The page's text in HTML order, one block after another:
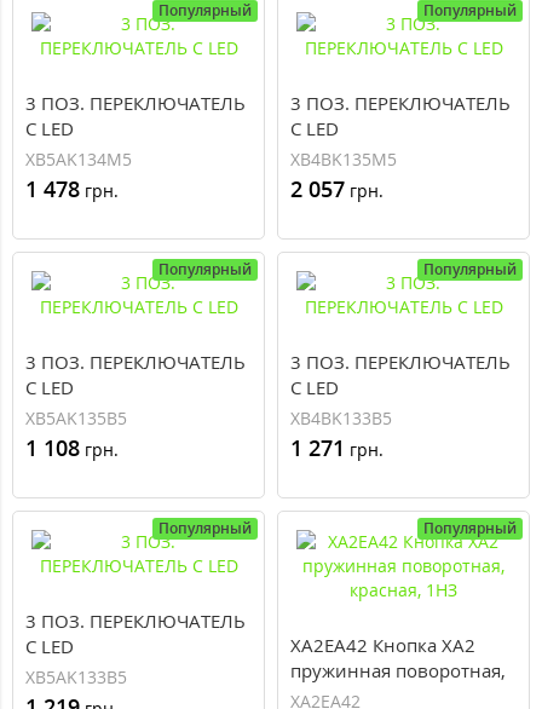
Популярный
3 ПОЗ. ПЕРЕКЛЮЧАТЕЛЬ
С LED
XB5AK134M5
1 478 грн.
Популярный
3 ПОЗ. ПЕРЕКЛЮЧАТЕЛЬ
С LED
XB4BK135M5
2 057 грн.
Популярный
3 ПОЗ. ПЕРЕКЛЮЧАТЕЛЬ
С LED
XB5AK135B5
1 108 грн.
Популярный
3 ПОЗ. ПЕРЕКЛЮЧАТЕЛЬ
С LED
XB4BK133B5
1 271 грн.
Популярный
3 ПОЗ. ПЕРЕКЛЮЧАТЕЛЬ
С LED
XB5AK133B5
Популярный
XA2EA42 Кнопка XA2
пружинная поворотная,
красная, 1НЗ
XA2EA42